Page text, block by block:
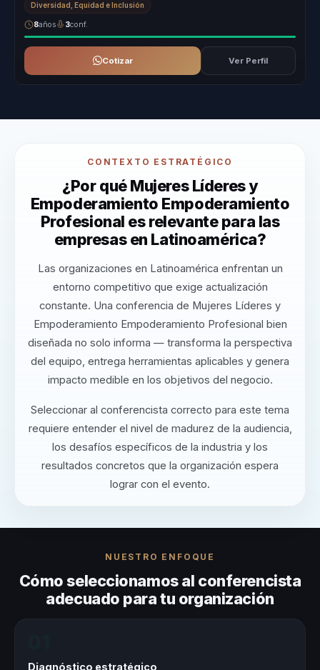
Diversidad, Equidad e Inclusión
8años 3conf.
Cotizar Ver Perfil
CONTEXTO ESTRATÉGICO
¿Por qué Mujeres Líderes y
Empoderamiento Empoderamiento
Profesional es relevante para las
empresas en Latinoamérica?
Las organizaciones en Latinoamérica enfrentan un
entorno competitivo que exige actualización
constante. Una conferencia de Mujeres Líderes y
Empoderamiento Empoderamiento Profesional bien
diseñada no solo informa — transforma la perspectiva
del equipo, entrega herramientas aplicables y genera
impacto medible en los objetivos del negocio.
Seleccionar al conferencista correcto para este tema
requiere entender el nivel de madurez de la audiencia,
los desafíos específicos de la industria y los
resultados concretos que la organización espera
lograr con el evento.
NUESTRO ENFOQUE
Cómo seleccionamos al conferencista
adecuado para tu organización
Diagnóstico estratégico